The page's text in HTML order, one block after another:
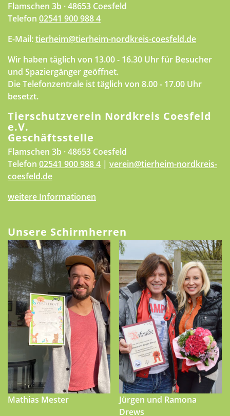
Flamschen 3b · 48653 Coesfeld
Telefon 02541 900 988 4
E-Mail:tierheim@tierheim-nordkreis-coesfeld.de
Wir haben täglich von 13.00 - 16.30 Uhr für Besucher
und Spaziergänger geöffnet.
Die Telefonzentrale ist täglich von 8.00 - 17.00 Uhr
besetzt.
Tierschutzverein Nordkreis Coesfeld
e.V.
Geschäftsstelle
Flamschen 3b · 48653 Coesfeld
Telefon 02541 900 988 4 | verein@tierheim-nordkreis-
coesfeld.de
weitere Informationen
Unsere Schirmherren
Mathias Mester
Jürgen und Ramona
Drews